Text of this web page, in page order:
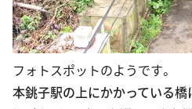
フォトスポットのようです。
本銚子駅の上にかかっている橋
に、緑のトンネルを通ってきた